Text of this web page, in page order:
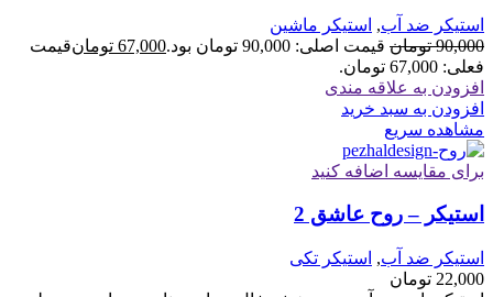
استیکر ضد آب, استیکر ماشین
90,000 تومان قیمت اصلی: 90,000 تومان بود. 67,000 تومانقیمت
فعلی: 67,000 تومان.
افزودن به علاقه مندی
افزودن به سبد خرید
مشاهده سریع
برای مقایسه اضافه کنید
استیکر – روح عاشق 2
استیکر ضد آب, استیکر تکی
22,000 تومان